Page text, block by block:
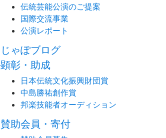
伝統芸能公演のご提案
国際交流事業
公演レポート
じゃぽブログ
顕彰・助成
日本伝統文化振興財団賞
中島勝祐創作賞
邦楽技能者オーディション
賛助会員・寄付